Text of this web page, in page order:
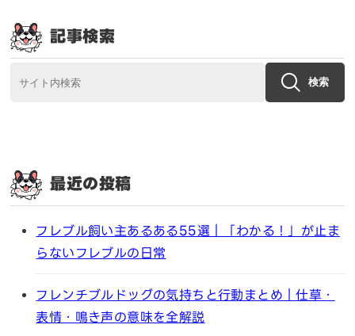
記事検索
検索
最近の投稿
フレブル飼い主あるある55選｜「わかる！」が止ま
らないフレブルの日常
フレンチブルドッグの気持ちと行動まとめ｜仕草・
表情・鳴き声の意味を全解説